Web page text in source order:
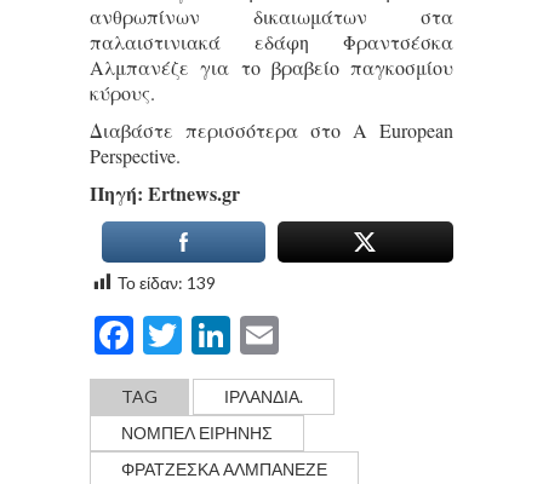
ανθρωπίνων δικαιωμάτων στα
παλαιστινιακά εδάφη Φραντσέσκα
Αλμπανέζε για το βραβείο παγκοσμίου
κύρους.
Διαβάστε περισσότερα στο A European
Perspective.
Πηγή: Εrtnews.gr
Το είδαν: 139
Facebook
TwitterLinkedIn
TAG
ΙΡΛΑΝΔΙΑ.
ΝΟΜΠΕΛ ΕΙΡΗΝΗΣ
ΦΡΑΤΖΕΣΚΑ ΑΛΜΠΑΝΕΖΕ